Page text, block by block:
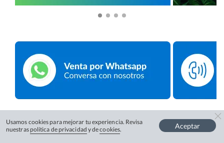
Usamos cookies para mejorar tu experiencia. Revisa
nuestras política de privacidad y decookies. Aceptar